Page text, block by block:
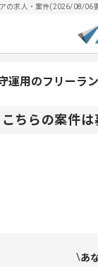
アの求人・案件(2026/08/06
運用のフリーラ
こちらの案件
あ